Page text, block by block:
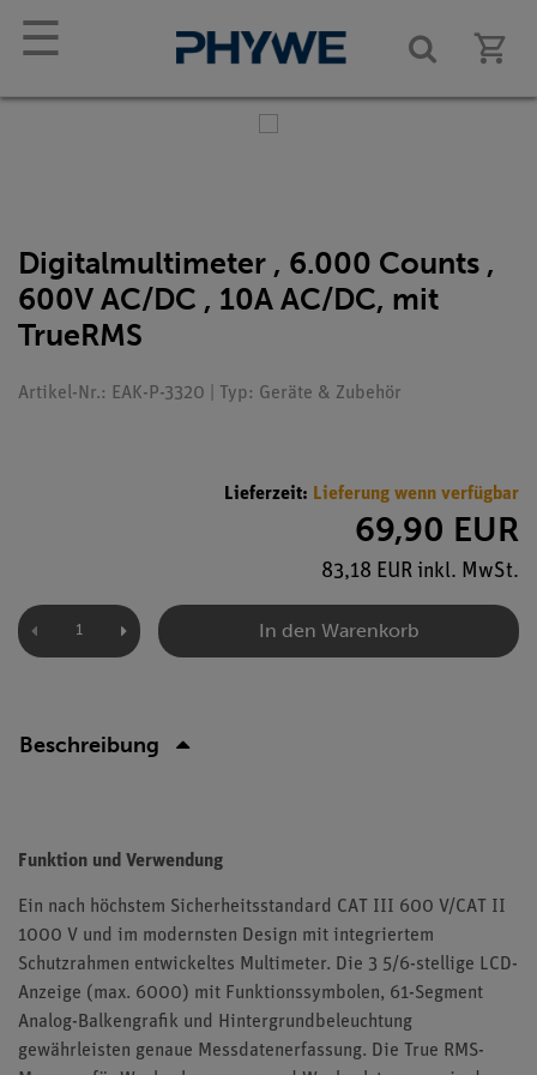
☰
Digitalmultimeter , 6.000 Counts ,
600V AC/DC , 10A AC/DC, mit
TrueRMS
Artikel-Nr.: EAK-P-3320 | Typ: Geräte & Zubehör
Lieferzeit: Lieferung wenn verfügbar
69,90 EUR
83,18 EUR inkl. MwSt.
In den Warenkorb
Beschreibung
Funktion und Verwendung
Ein nach höchstem Sicherheitsstandard CAT III 600 V/CAT II
1000 V und im modernsten Design mit integriertem
Schutzrahmen entwickeltes Multimeter. Die 3 5/6-stellige LCD-
Anzeige (max. 6000) mit Funktionssymbolen, 61-Segment
Analog-Balkengrafik und Hintergrundbeleuchtung
gewährleisten genaue Messdatenerfassung. Die True RMS-